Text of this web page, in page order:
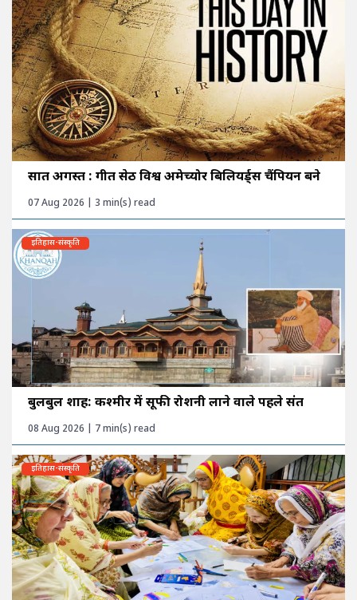
सात अगस्त : गीत सेठी विश्व अमेच्योर बिलियर्ड्स चैंपियन बने
07 Aug 2026 | 3 min(s) read
इतिहास-संस्कृति
बुलबुल शाह: कश्मीर में सूफी रोशनी लाने वाले पहले संत
08 Aug 2026 | 7 min(s) read
इतिहास-संस्कृति